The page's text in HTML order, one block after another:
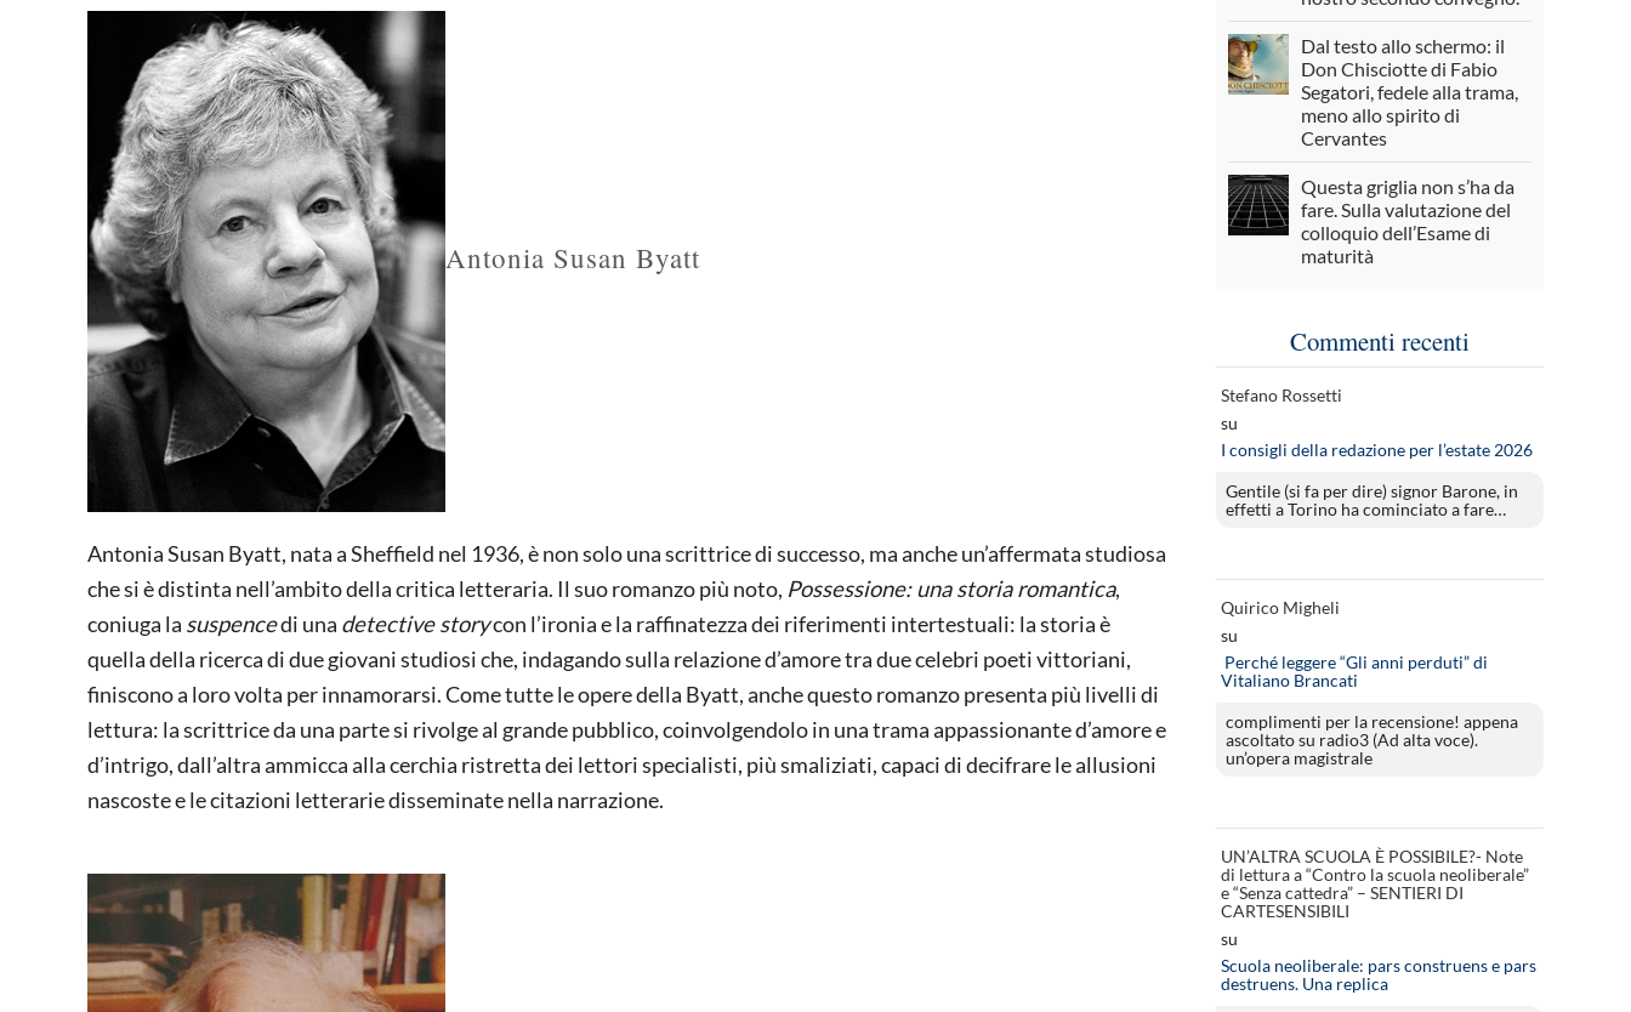
Antonia Susan Byatt
Antonia Susan Byatt, nata a Sheffield nel 1936, è non solo una scrittrice di successo, ma anche un’affermata studiosa
che si è distinta nell’ambito della critica letteraria. Il suo romanzo più noto, Possessione: una storia romantica,
coniuga la suspencedi una detective storycon l’ironia e la raffinatezza dei riferimenti intertestuali: la storia è
quella della ricerca di due giovani studiosi che, indagando sulla relazione d’amore tra due celebri poeti vittoriani,
finiscono a loro volta per innamorarsi. Come tutte le opere della Byatt, anche questo romanzo presenta più livelli di
lettura: la scrittrice da una parte si rivolge al grande pubblico, coinvolgendolo in una trama appassionante d’amore e
d’intrigo, dall’altra ammicca alla cerchia ristretta dei lettori specialisti, più smaliziati, capaci di decifrare le allusioni
nascoste e le citazioni letterarie disseminate nella narrazione.
Dal testo allo schermo: il
Don Chisciotte di Fabio
Segatori, fedele alla trama,
meno allo spirito di
Cervantes
Questa griglia non s’ha da
fare. Sulla valutazione del
colloquio dell’Esame di
maturità
Commenti recenti
Stefano Rossetti
su
I consigli della redazione per l’estate 2026
Gentile (si fa per dire) signor Barone, in
effetti a Torino ha cominciato a fare…
Quirico Migheli
su
Perché leggere “Gli anni perduti” di
Vitaliano Brancati
complimenti per la recensione! appena
ascoltato su radio3 (Ad alta voce).
un’opera magistrale
UN’ALTRA SCUOLA È POSSIBILE?- Note
di lettura a “Contro la scuola neoliberale”
e “Senza cattedra” – SENTIERI DI
CARTESENSIBILI
su
Scuola neoliberale: pars construens e pars
destruens. Una replica